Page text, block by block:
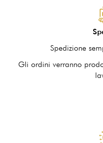
Spedizione
Gli ordini verranno